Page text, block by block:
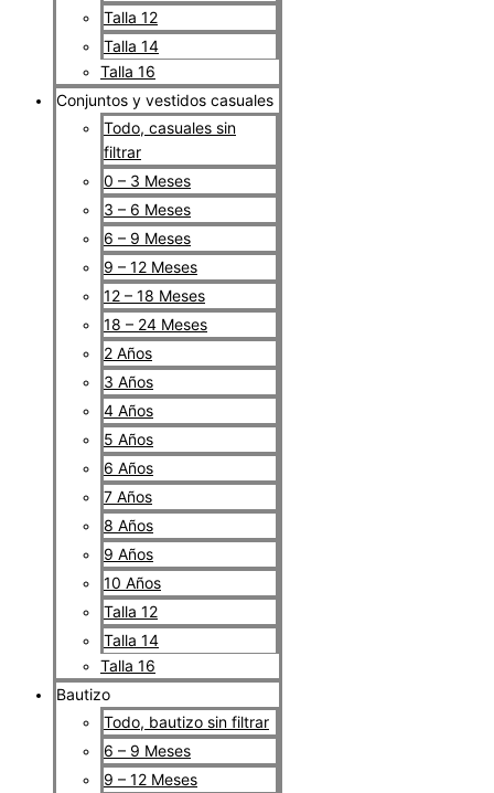
Talla 12
Talla 14
Talla 16
Conjuntos y vestidos casuales
Todo, casuales sin
filtrar
0 – 3 Meses
3 – 6 Meses
6 – 9 Meses
9 – 12 Meses
12 – 18 Meses
18 – 24 Meses
2 Años
3 Años
4 Años
5 Años
6 Años
7 Años
8 Años
9 Años
10 Años
Talla 12
Talla 14
Talla 16
Bautizo
Todo, bautizo sin filtrar
6 – 9 Meses
9 – 12 Meses